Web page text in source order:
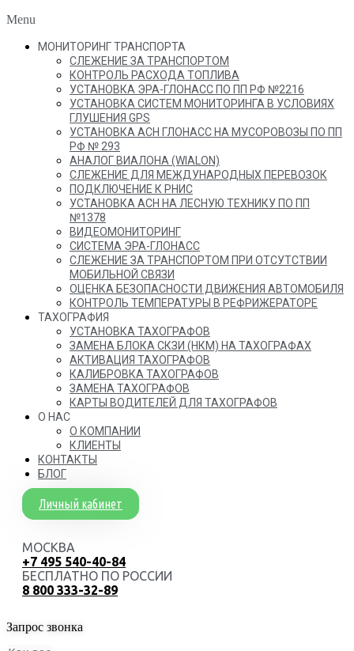
Menu
МОНИТОРИНГ ТРАНСПОРТА
СЛЕЖЕНИЕ ЗА ТРАНСПОРТОМ
КОНТРОЛЬ РАСХОДА ТОПЛИВА
УСТАНОВКА ЭРА-ГЛОНАСС ПО ПП РФ №2216
УСТАНОВКА СИСТЕМ МОНИТОРИНГА В УСЛОВИЯХ
ГЛУШЕНИЯ GPS
УСТАНОВКА АСН ГЛОНАСС НА МУСОРОВОЗЫ ПО ПП
РФ № 293
АНАЛОГ ВИАЛОНА (WIALON)
СЛЕЖЕНИЕ ДЛЯ МЕЖДУНАРОДНЫХ ПЕРЕВОЗОК
ПОДКЛЮЧЕНИЕ К РНИС
УСТАНОВКА АСН НА ЛЕСНУЮ ТЕХНИКУ ПО ПП
№1378
ВИДЕОМОНИТОРИНГ
СИСТЕМА ЭРА-ГЛОНАСС
СЛЕЖЕНИЕ ЗА ТРАНСПОРТОМ ПРИ ОТСУТСТВИИ
МОБИЛЬНОЙ СВЯЗИ
ОЦЕНКА БЕЗОПАСНОСТИ ДВИЖЕНИЯ АВТОМОБИЛЯ
КОНТРОЛЬ ТЕМПЕРАТУРЫ В РЕФРИЖЕРАТОРЕ
ТАХОГРАФИЯ
УСТАНОВКА ТАХОГРАФОВ
ЗАМЕНА БЛОКА СКЗИ (НКМ) НА ТАХОГРАФАХ
АКТИВАЦИЯ ТАХОГРАФОВ
КАЛИБРОВКА ТАХОГРАФОВ
ЗАМЕНА ТАХОГРАФОВ
КАРТЫ ВОДИТЕЛЕЙ ДЛЯ ТАХОГРАФОВ
О НАС
О КОМПАНИИ
КЛИЕНТЫ
КОНТАКТЫ
БЛОГ
Личный кабинет
МОСКВА
+7 495 540-40-84
БЕСПЛАТНО ПО РОССИИ
8 800 333-32-89
Запрос звонка